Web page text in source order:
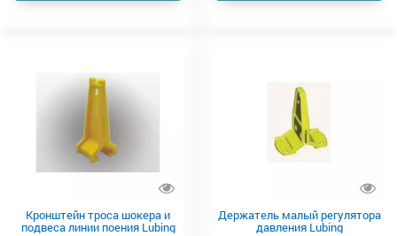
Кронштейн троса шокера и
подвеса линии поения Lubing
Держатель малый регулятора
давления Lubing